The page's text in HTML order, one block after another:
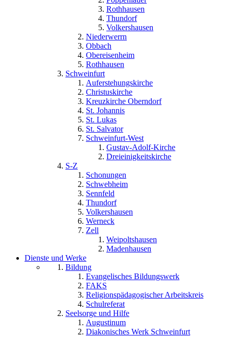
Rothhausen
Thundorf
Volkershausen
Niederwerrn
Obbach
Obereisenheim
Rothhausen
Schweinfurt
Auferstehungskirche
Christuskirche
Kreuzkirche Oberndorf
St. Johannis
St. Lukas
St. Salvator
Schweinfurt-West
Gustav-Adolf-Kirche
Dreieinigkeitskirche
S-Z
Schonungen
Schwebheim
Sennfeld
Thundorf
Volkershausen
Werneck
Zell
Weipoltshausen
Madenhausen
Dienste und Werke
Bildung
Evangelisches Bildungswerk
FAKS
Religionspädagogischer Arbeitskreis
Schulreferat
Seelsorge und Hilfe
Augustinum
Diakonisches Werk Schweinfurt